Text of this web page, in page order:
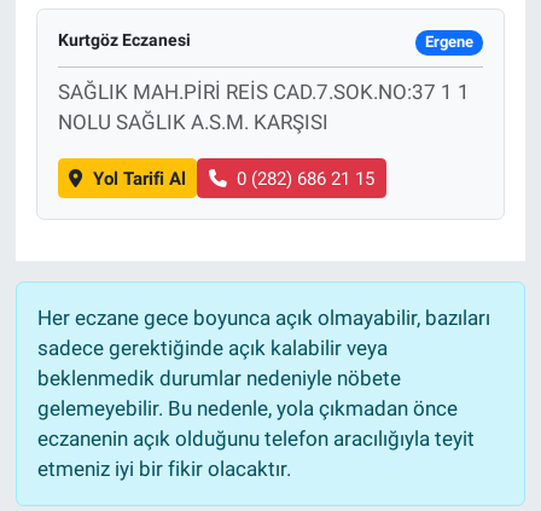
Kurtgöz Eczanesi Ergene
SAĞLIK MAH.PİRİ REİS CAD.7.SOK.NO:37 1 1
NOLU SAĞLIK A.S.M. KARŞISI
Yol Tarifi Al 0 (282) 686 21 15
Her eczane gece boyunca açık olmayabilir, bazıları
sadece gerektiğinde açık kalabilir veya
beklenmedik durumlar nedeniyle nöbete
gelemeyebilir. Bu nedenle, yola çıkmadan önce
eczanenin açık olduğunu telefon aracılığıyla teyit
etmeniz iyi bir fikir olacaktır.